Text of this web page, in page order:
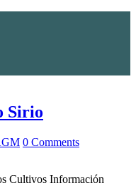
Sirio
0 Comments
Cultivos Información